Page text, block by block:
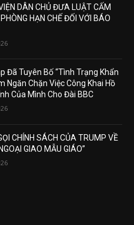
DÂN CHỦ ĐƯA LUẬT CẤM
HẠN CHẾ ĐỐI VỚI BÁO
Đã Tuyên Bố “Tình Trạng Khẩn
Ngăn Chặn Việc Công Khai Hồ
Của Mình Cho Đài BBC
CHÍNH SÁCH CỦA TRUMP VỀ
GIAO MẪU GIÁO”